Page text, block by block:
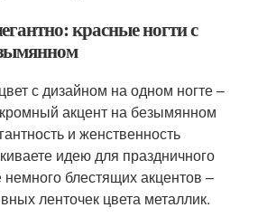
красные ногти с
с дизайном на одном ногте –
акцент на безымянном
и женственность
идею для праздничного
блестящих акцентов –
ленточек цвета металлик.